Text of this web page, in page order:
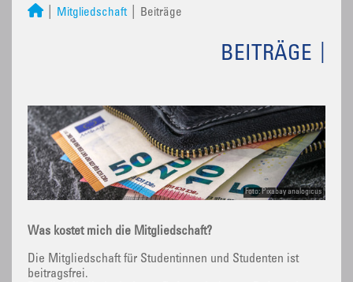
Mitgliedschaft Beiträge
BEITRÄGE
Foto: Pixabay analogicus
Was kostet mich die Mitgliedschaft?
Die Mitgliedschaft für Studentinnen und Studenten ist
beitragsfrei.